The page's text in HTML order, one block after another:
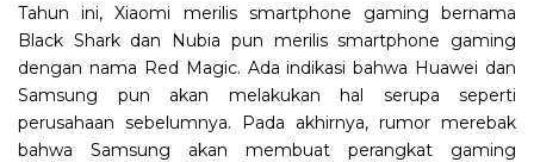
Tahun ini, Xiaomi merilis smartphone gaming bernama
Black Shark dan Nubia pun merilis smartphone gaming
dengan nama Red Magic. Ada indikasi bahwa Huawei dan
Samsung pun akan melakukan hal serupa seperti
perusahaan sebelumnya. Pada akhirnya, rumor merebak
bahwa Samsung akan membuat perangkat gaming